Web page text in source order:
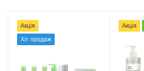
Акція
Хіт продаж
Акція